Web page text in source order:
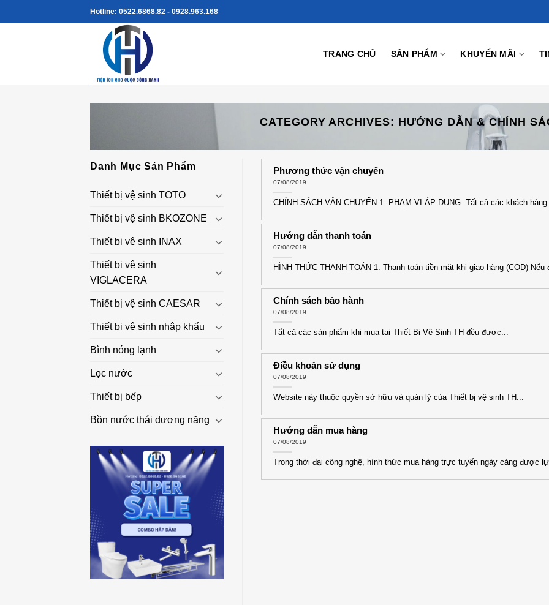
to
Hotline: 0522.6868.82 - 0928.963.168
TRANG CHỦ SẢN PHẨM KHUYẾN MÃI
CATEGORY ARCHIVES: HƯỚNG DẪN & CHÍNH
Danh Mục Sản Phẩm
Thiết bị vệ sinh TOTO
Thiết bị vệ sinh BKOZONE
Thiết bị vệ sinh INAX
Thiết bị vệ sinh
VIGLACERA
Thiết bị vệ sinh CAESAR
Thiết bị vệ sinh nhập khẩu
Bình nóng lạnh
Lọc nước
Thiết bị bếp
Bồn nước thái dương năng
Phương thức vận chuyển
07/08/2019
CHÍNH SÁCH VẬN CHUYỂN 1. PHẠM VI ÁP DỤNG :Tất cả các khách
Hướng dẫn thanh toán
07/08/2019
HÌNH THỨC THANH TOÁN 1. Thanh toán tiền mặt khi giao hàng (COD) Nếu
Chính sách bảo hành
07/08/2019
Tất cả các sản phẩm khi mua tại Thiết Bị Vệ Sinh TH đều được...
Điều khoản sử dụng
07/08/2019
Website này thuộc quyền sở hữu và quản lý của Thiết bị vệ sinh TH...
Hướng dẫn mua hàng
07/08/2019
Trong thời đại công nghệ, hình thức mua hàng trực tuyến ngày càng được